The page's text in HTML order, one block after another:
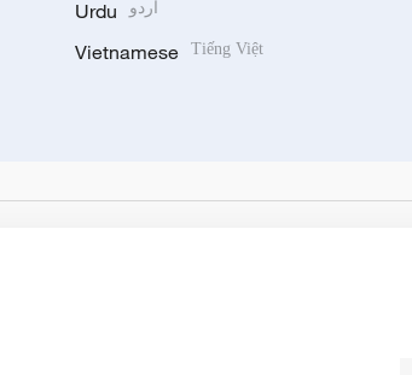
Urdu اردو
Vietnamese Tiếng Việt